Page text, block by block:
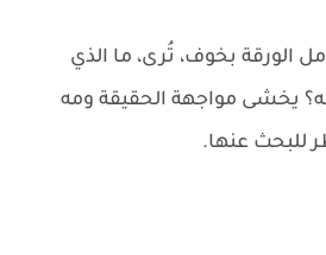
الورقة بخوف، تُرى، ما الذي
له؟ يخشى مواجهة الحقيقة ومه
للبحث عنها.